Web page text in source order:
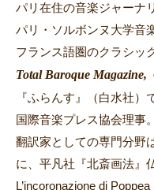
パリ在住の音楽ジャーナ
パリ・ソルボンヌ大学音
フランス語圏のクラシッ
Total Baroque Magazine,
『ふらんす』（白水社）
国際音楽プレス協会理事。
翻訳家としての専門分野
に、平凡社『北斎画法』
L’incoronazione di